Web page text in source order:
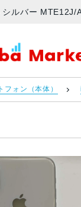
ルバー MTE12J/
ト
フォン（本体）